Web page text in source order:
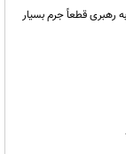
رهبری قطعاً جرم بسیار